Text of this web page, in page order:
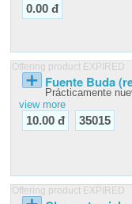
0.00 đ
Offering product EXPIRED
Fuente Buda
Prácticamente
view more
10.00 đ 35015
Offering product EXPIRED